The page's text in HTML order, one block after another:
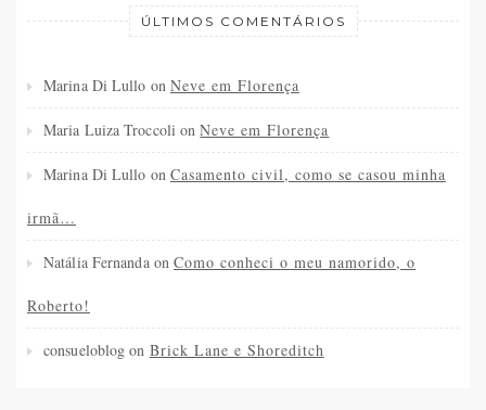
ÚLTIMOS COMENTÁRIOS
Marina Di Lullo on Neve em Florença
Maria Luiza Troccoli onNeve em Florença
Marina Di Lullo on Casamento civil, como se casou minha
irmã…
Natália FernandaonComo conheci o meu namorido, o
Roberto!
consueloblog on Brick Lane e Shoreditch